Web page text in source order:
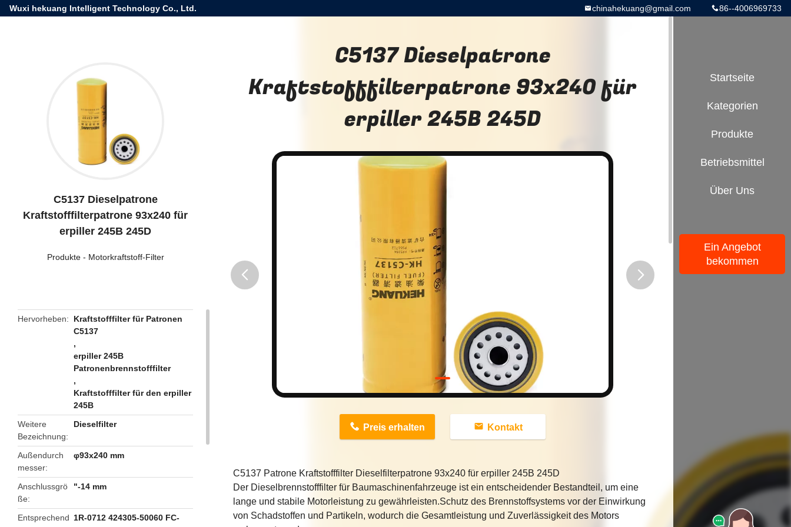
Wuxi hekuang Intelligent Technology Co., Ltd. 86--4006969733
chinahekuang@gmail.com
C5137 Dieselpatrone
Kraftstofffilterpatrone 93x240 für
erpiller 245B 245D
Produkte- Motorkraftstoff-Filter
Hervorheben
Kraftstofffilter für Patronen
C5137
,
erpiller 245B
Patronenbrennstofffilter
,
Kraftstofffilter für den erpiller
245B
Weitere
Bezeichnung
Dieselfilter
Außendurch
messer
φ93x240 mm
Anschlussgrö
ße
"-14 mm
Entsprechend 1R-0712 424305-50060 FC-
C5137 Dieselpatrone
Kraftstofffilterpatrone 93x240 für
erpiller 245B 245D
Preis erhalten Kontakt
C5137 Patrone Kraftstofffilter Dieselfilterpatrone 93x240 für erpiller 245B 245D
Der Dieselbrennstofffilter für Baumaschinenfahrzeuge ist ein entscheidender Bestandteil, um eine
lange und stabile Motorleistung zu gewährleisten.Schutz des Brennstoffsystems vor der Einwirkung
von Schadstoffen und Partikeln, wodurch die Gesamtleistung und Zuverlässigkeit des Motors
Startseite
Kategorien
Produkte
Betriebsmittel
Über Uns
Ein Angebot
bekommen